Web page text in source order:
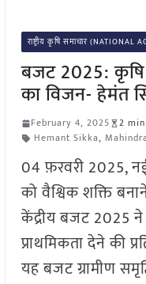
राष्ट्रीय कृषि समाचार (NATIONAL
बजट 2025: कृषि
का विजन- हेमंत
February 4, 2025
2
Hemant Sikka,
04 फ़रवरी 2025,
को वैश्विक शक्ति
केंद्रीय बजट 2025 ने
प्राथमिकता देने की
यह बजट ग्रामीण